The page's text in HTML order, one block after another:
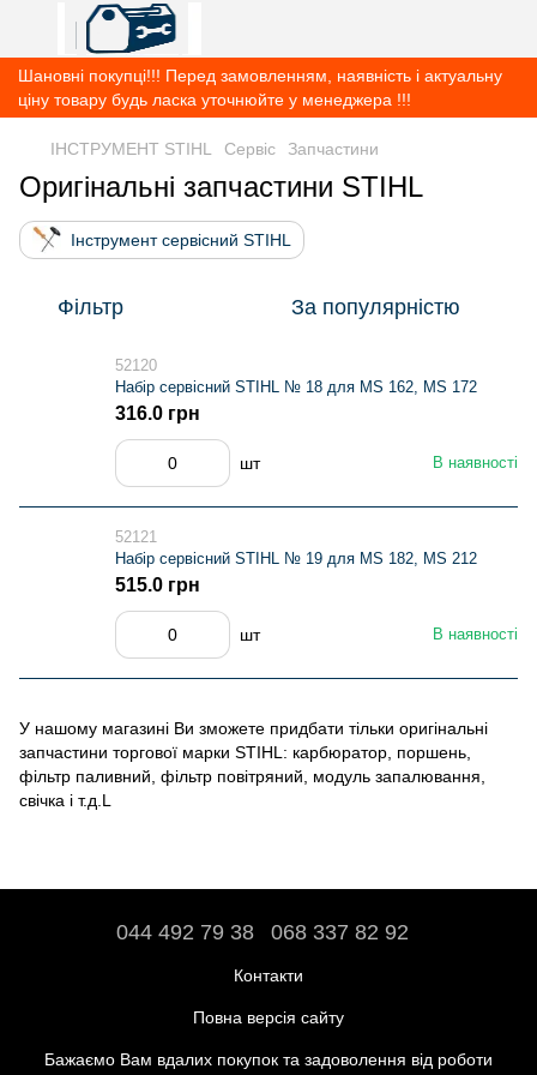
Шановні покупці!!! Перед замовленням, наявність і актуальну
ціну товару будь ласка уточнюйте у менеджера !!!
ІНСТРУМЕНТ STIHL Сервіс Запчастини
Оригінальні запчастини STIHL
Інструмент сервісний STIHL
Фільтр За популярністю
52120
Набір сервісний STIHL № 18 для MS 162, MS 172
В наявності
316.0 грн
шт
52121
Набір сервісний STIHL № 19 для MS 182, MS 212
В наявності
515.0 грн
шт
У нашому магазині Ви зможете придбати тільки оригінальні
запчастини торгової марки STIHL: карбюратор, поршень,
фільтр паливний, фільтр повітряний, модуль запалювання,
свічка і т.д.L
044 492 79 38 068 337 82 92
Контакти
Повна версія сайту
Бажаємо Вам вдалих покупок та задоволення від роботи